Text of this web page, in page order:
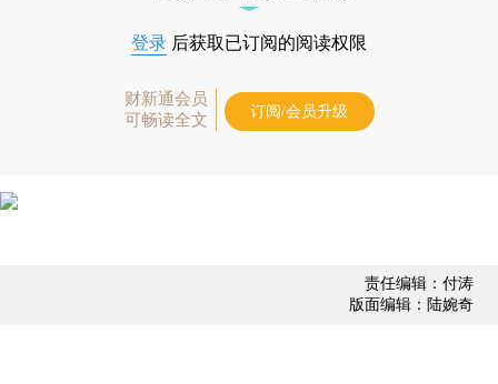
登录 后获取已订阅的阅读权限
财新通会员
可畅读全文
订阅/会员升级
责任编辑：付涛
版面编辑：陆婉奇